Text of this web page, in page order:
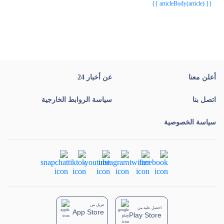
{{ articleBody(article) }}
أعلن معنا عن أخبار 24
اتصل بنا سياسة الروابط الخارجية
سياسة الخصوصية
تنزيل من
App Store
احصل عليه من
Play Store